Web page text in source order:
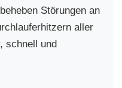
Störungen an
aller
schnell und